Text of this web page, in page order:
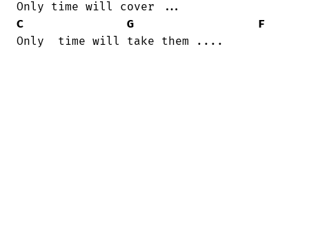
C
G
F
Only  time will take them ....